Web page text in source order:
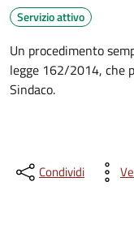
Servizio attivo
Un procedimento
legge 162/2014, che
Sindaco.
Condividi